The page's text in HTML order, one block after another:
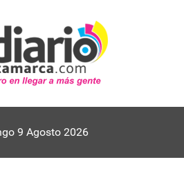
9 Agosto 2026